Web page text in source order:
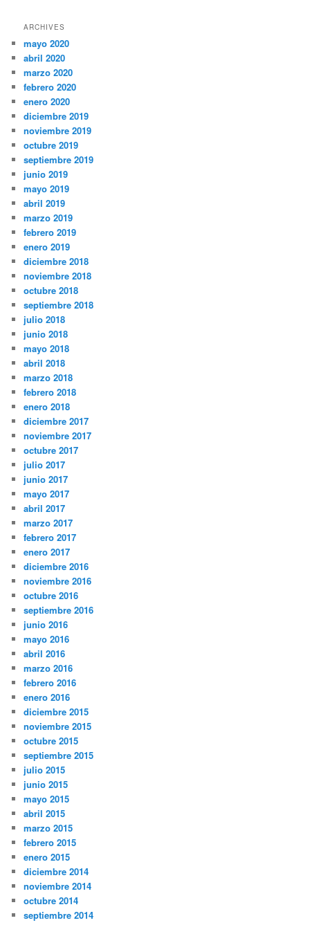
ARCHIVES
mayo 2020
abril 2020
marzo 2020
febrero 2020
enero 2020
diciembre 2019
noviembre 2019
octubre 2019
septiembre 2019
junio 2019
mayo 2019
abril 2019
marzo 2019
febrero 2019
enero 2019
diciembre 2018
noviembre 2018
octubre 2018
septiembre 2018
julio 2018
junio 2018
mayo 2018
abril 2018
marzo 2018
febrero 2018
enero 2018
diciembre 2017
noviembre 2017
octubre 2017
julio 2017
junio 2017
mayo 2017
abril 2017
marzo 2017
febrero 2017
enero 2017
diciembre 2016
noviembre 2016
octubre 2016
septiembre 2016
junio 2016
mayo 2016
abril 2016
marzo 2016
febrero 2016
enero 2016
diciembre 2015
noviembre 2015
octubre 2015
septiembre 2015
julio 2015
junio 2015
mayo 2015
abril 2015
marzo 2015
febrero 2015
enero 2015
diciembre 2014
noviembre 2014
octubre 2014
septiembre 2014